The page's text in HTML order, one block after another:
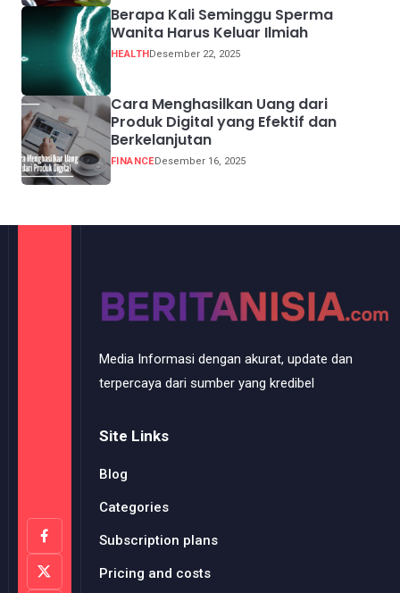
Berapa Kali Seminggu Sperma
Wanita Harus Keluar Ilmiah
HEALTH Desember 22, 2025
Cara Menghasilkan Uang dari
Produk Digital yang Efektif dan
Berkelanjutan
FINANCEDesember 16, 2025
Media Informasi dengan akurat, update dan
terpercaya dari sumber yang kredibel
Site Links
Blog
Categories
Subscription plans
Pricing and costs